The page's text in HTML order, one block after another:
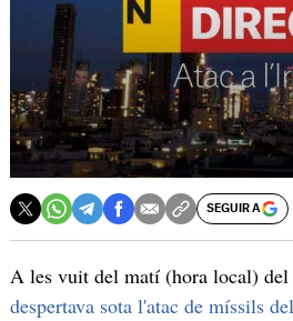
SEGUIR A
A les vuit del matí (hora local) del
despertava sota l'atac de míssils